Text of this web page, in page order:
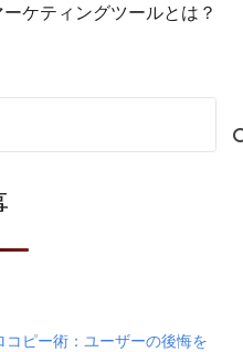
ケティングツールとは？
ピー術：ユーザーの後悔を